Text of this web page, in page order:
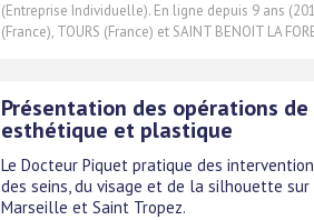
(Entreprise Individuelle). En ligne depuis 9 ans
(France), TOURS (France) et SAINT BENOIT LA
Présentation des opérations
esthétique et plastique
Le Docteur Piquet pratique des
des seins, du visage et de la silhouette sur
Marseille et Saint Tropez.